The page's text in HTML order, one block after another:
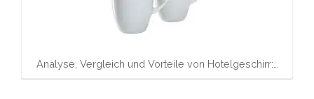
Analyse, Vergleich und Vorteile von Hotelgeschirr:…